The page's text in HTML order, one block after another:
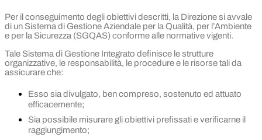
Per il conseguimento degli obiettivi descritti, la Direzione si avvale
di un Sistema di Gestione Aziendale per la Qualità, per l’Ambiente
e per la Sicurezza (SGQAS) conforme alle normative vigenti.
Tale Sistema di Gestione Integrato definisce le strutture
organizzative, le responsabilità, le procedure e le risorse tali da
assicurare che:
Esso sia divulgato, ben compreso, sostenuto ed attuato
efficacemente;
Sia possibile misurare gli obiettivi prefissati e verificarne il
raggiungimento;